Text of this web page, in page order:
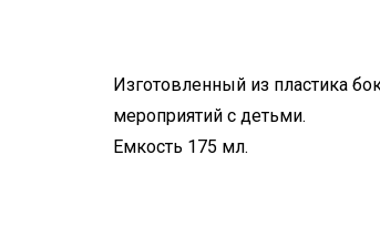
Изготовленный из пластика
мероприятий с детьми.
Емкость 175 мл.